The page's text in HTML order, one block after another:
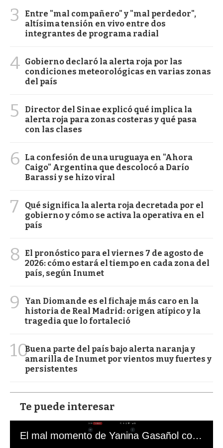
3
Entre "mal compañero" y "mal perdedor",
altísima tensión en vivo entre dos
integrantes de programa radial
4 Gobierno declaró la alerta roja por las
condiciones meteorológicas en varias zonas
del país
5
Director del Sinae explicó qué implica la
alerta roja para zonas costeras y qué pasa
con las clases
6
La confesión de una uruguaya en "Ahora
Caigo" Argentina que descolocó a Darío
Barassi y se hizo viral
7
Qué significa la alerta roja decretada por el
gobierno y cómo se activa la operativa en el
país
8
El pronóstico para el viernes 7 de agosto de
2026: cómo estará el tiempo en cada zona del
país, según Inumet
9
Yan Diomande es el fichaje más caro en la
historia de Real Madrid: origen atípico y la
tragedia que lo fortaleció
10Buena parte del país bajo alerta naranja y
amarilla de Inumet por vientos muy fuertes y
persistentes
Te puede interesar
El mal momento de Yanina Gasañol con un hincha argentino en "Subrayado"